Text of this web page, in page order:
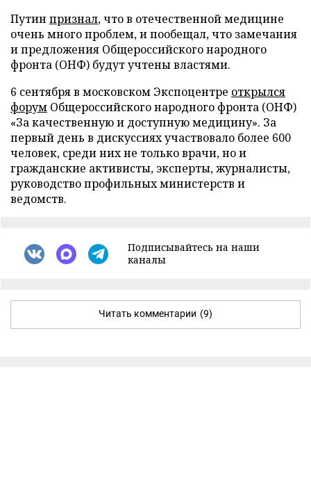
Путин признал, что в отечественной медицине
очень много проблем, и пообещал, что замечания
и предложения Общероссийского народного
фронта (ОНФ) будут учтены властями.
6 сентября в московском Экспоцентре открылся
форум Общероссийского народного фронта (ОНФ)
«За качественную и доступную медицину». За
первый день в дискуссиях участвовало более 600
человек, среди них не только врачи, но и
гражданские активисты, эксперты, журналисты,
руководство профильных министерств и
ведомств.
Подписывайтесь на наши
каналы
Читать комментарии (9)